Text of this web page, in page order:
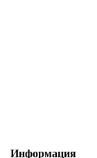
Информация